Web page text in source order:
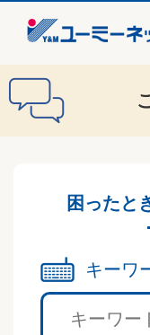
困ったと
キーワ